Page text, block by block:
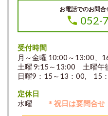
お電話でのお問
052-
受付時間
月～金曜 10:00～13:00、
土曜 9:15～13:00 土曜
日曜9：15～13：00, 15
定休日
水曜
＊祝日は要問合せ